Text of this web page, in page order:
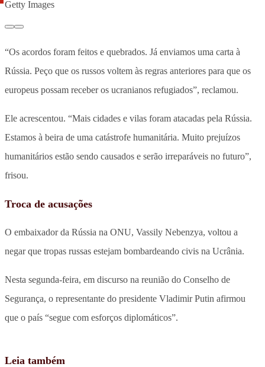
Getty Images
“Os acordos foram feitos e quebrados. Já enviamos uma carta à
Rússia. Peço que os russos voltem às regras anteriores para que os
europeus possam receber os ucranianos refugiados”, reclamou.
Ele acrescentou. “Mais cidades e vilas foram atacadas pela Rússia.
Estamos à beira de uma catástrofe humanitária. Muito prejuízos
humanitários estão sendo causados e serão irreparáveis no futuro”,
frisou.
Troca de acusações
O embaixador da Rússia na ONU, Vassily Nebenzya, voltou a
negar que tropas russas estejam bombardeando civis na Ucrânia.
Nesta segunda-feira, em discurso na reunião do Conselho de
Segurança, o representante do presidente Vladimir Putin afirmou
que o país “segue com esforços diplomáticos”.
Leia também